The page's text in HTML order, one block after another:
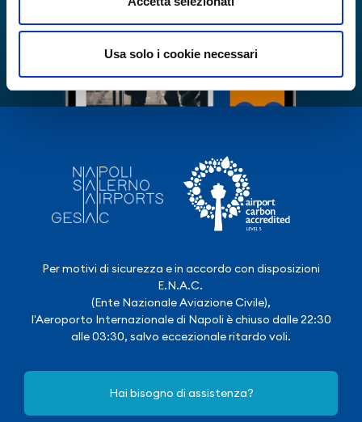
Usa solo i cookie necessari
Per motivi di sicurezza e in accordo con disposizioni
E.N.A.C.
(Ente Nazionale Aviazione Civile),
l'Aeroporto Internazionale di Napoli è chiuso dalle 22:30
alle 03:30, salvo eccezionale ritardo voli.
Hai bisogno di assistenza?